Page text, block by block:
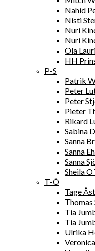
Nahid
Nisti
Nuri
Nuri
Ola
HH
P-S
Patrik
Peter
Peter
Pieter
Rikard
Sabina
Sanna
Sanna
Sanna
Sheila
T-Ö
Tage
Tia
Tia
Ulrika